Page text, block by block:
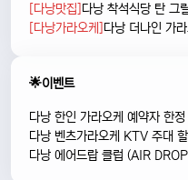
[다낭맛집]다낭 착석식당 탄 그
[다낭가라오케]다낭 더나인 가
🌟이벤트
다낭 한인 가라오케 예약자 한
다낭 벤츠가라오케 KTV 주대
다낭 에어드랍 클럽 (AIR